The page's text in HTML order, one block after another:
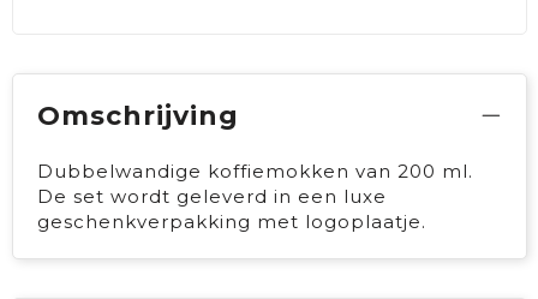
Omschrijving
Dubbelwandige koffiemokken van 200 ml.
De set wordt geleverd in een luxe
geschenkverpakking met logoplaatje.